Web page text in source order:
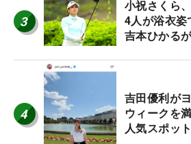
3
小祝さくら
4人が浴衣
吉本ひかる
4
吉田優利が
ウィークを
人気スポッ